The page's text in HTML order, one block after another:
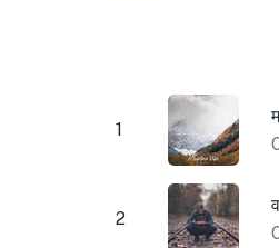
1
2